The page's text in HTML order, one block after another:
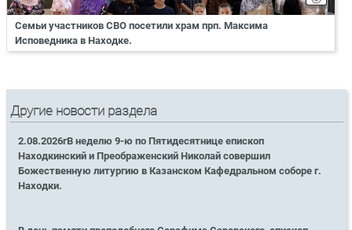
Семьи участников СВО посетили храм прп. Максима
Исповедника в Находке.
Другие новости раздела
2.08.2026гВ неделю 9-ю по Пятидесятнице епископ
Находкинский и Преображенский Николай совершил
Божественную литургию в Казанском Кафедральном соборе г.
Находки.